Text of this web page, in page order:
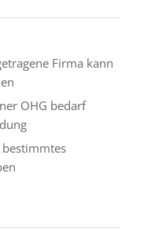
Firma kann
OHG bedarf
bestimmtes